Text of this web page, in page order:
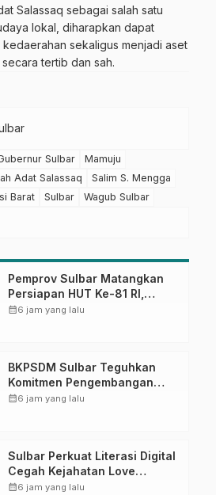
Salassaq sebagai salah satu
lokal, diharapkan dapat
sekaligus menjadi aset
tertib dan sah.
Sulbar
Mamuju
Adat Salassaq
Salim S. Mengga
Barat Sulbar Wagub Sulbar
Pemprov Sulbar Matangkan
Persiapan HUT Ke-81 RI,
Puncak Upacara di Lapangan
calendar_month6 jam yang lalu
BKPSDM Sulbar Teguhkan
Komitmen Pengembangan
Kompetensi ASN melalui
calendar_month6 jam yang lalu
Sulbar Perkuat Literasi Digital
Cegah Kejahatan Love
Scamming
calendar_month6 jam yang lalu